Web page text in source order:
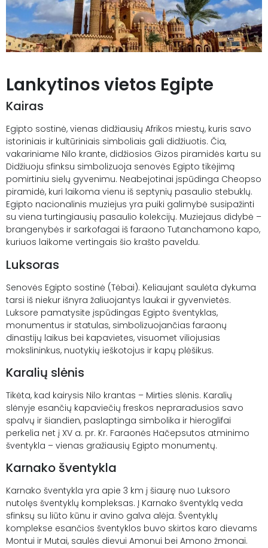
Lankytinos vietos Egipte
Kairas
Egipto sostinė, vienas didžiausių Afrikos miestų, kuris savo
istoriniais ir kultūriniais simboliais gali didžiuotis. Čia,
vakariniame Nilo krante, didžiosios Gizos piramidės kartu su
Didžiuoju sfinksu simbolizuoja senovės Egipto tikėjimą
pomirtiniu sielų gyvenimu. Neabejotinai įspūdinga Cheopso
piramidė, kuri laikoma vienu iš septynių pasaulio stebuklų.
Egipto nacionalinis muziejus yra puiki galimybė susipažinti
su viena turtingiausių pasaulio kolekcijų. Muziejaus didybė –
brangenybės ir sarkofagai iš faraono Tutanchamono kapo,
kuriuos laikome vertingais šio krašto paveldu.
Luksoras
Senovės Egipto sostinė (Tėbai). Keliaujant saulėta dykuma
tarsi iš niekur išnyra žaliuojantys laukai ir gyvenvietės.
Luksore pamatysite įspūdingas Egipto šventyk­las,
monumentus ir statulas, simbolizuojančias faraonų
dinastijų laikus bei kapavietes, visuomet viliojusias
mokslininkus, nuotykių ieškotojus ir kapų plėšikus.
Karalių slėnis
Tikėta, kad kairysis Nilo krantas – Mirties slėnis. Karalių
slėnyje esančių kapaviečių freskos nepraradusios savo
spalvų ir šiandien, paslaptinga simbolika ir hieroglifai
perkelia net į XV a. pr. Kr. Faraonės Hačepsutos atminimo
šventykla – vienas gražiausių Egipto monumentų.
Karnako šventykla
Karnako šventykla yra apie 3 km į šiaurę nuo Luksoro
nutolęs šventyklų kompleksas. Į Karnako šventyklą veda
sfinksų su liūto kūnu ir avino galva alėja. Šventyklų
komplekse esančios šventyklos buvo skirtos karo dievams
Montui ir Mutai, saulės dievui Amonui bei Amono žmonai.